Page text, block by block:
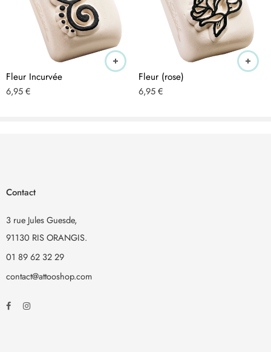
RESPECTUEUX DE LA PEAU – les tatouages sont respectueux de la
peau, hypoallergéniques et conviennent donc aux adultes et aux
enfants. Ils sont strictement contrôlés conformément à la directive
cosmétique européenne n° 1223/2009 et peuvent être utilisés pour
tous les types de peau.
APPLICATION – appliquez sur la peau nettoyée à l’alcool en
jusqu’à 3 jours, selon le type de peau. Important : vous avez besoin
Fleur Incurvée
6,95€
Fleur (rose)
6,95€
Contact
3 rue Jules Guesde,
91130 RIS ORANGIS.
01 89 62 32 29
contact@attooshop.com